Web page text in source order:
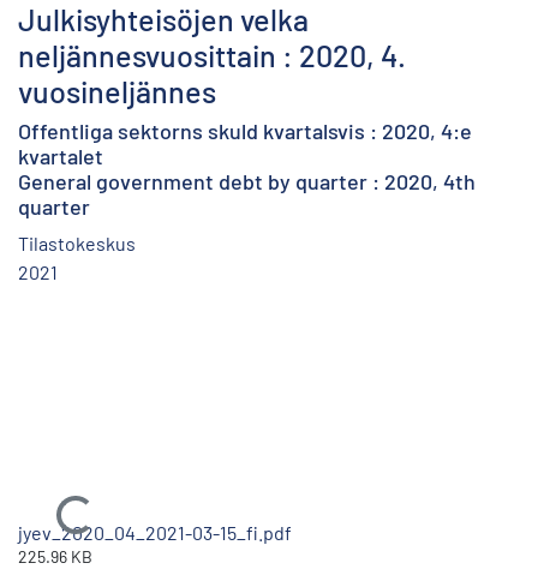
Julkisyhteisöjen velka
neljännesvuosittain : 2020, 4.
vuosineljännes
Offentliga sektorns skuld kvartalsvis : 2020, 4:e
kvartalet
General government debt by quarter : 2020, 4th
quarter
Tilastokeskus
2021
Ladataan...
jyev_2020_04_2021-03-15_fi.pdf
225.96 KB